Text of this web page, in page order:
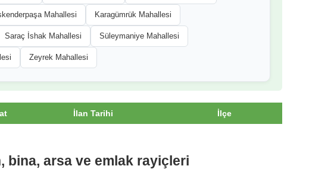
Mahallesi Karagümrük Mahallesi
Saraç İshak Mahallesi Süleymaniye Mahallesi
Zeyrek Mahallesi
İlan Tarihi İlçe
bina, arsa ve emlak rayiçleri